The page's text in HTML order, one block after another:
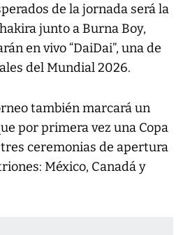
de la jornada será la
junto a Burna Boy,
en vivo “DaiDai”, una de
del Mundial 2026.
también marcará un
por primera vez una Copa
ceremonias de apertura
México, Canadá y